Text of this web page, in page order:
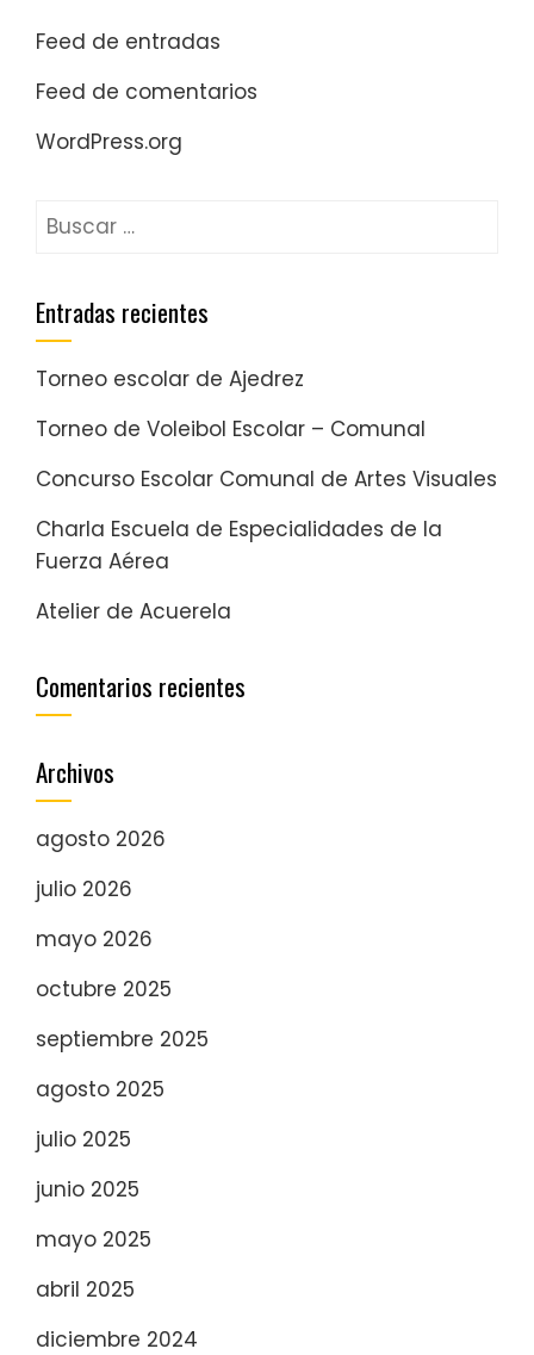
Feed de entradas
Feed de comentarios
WordPress.org
Entradas recientes
Torneo escolar de Ajedrez
Torneo de Voleibol Escolar – Comunal
Concurso Escolar Comunal de Artes Visuales
Charla Escuela de Especialidades de la
Fuerza Aérea
Atelier de Acuerela
Comentarios recientes
Archivos
agosto 2026
julio 2026
mayo 2026
octubre 2025
septiembre 2025
agosto 2025
julio 2025
junio 2025
mayo 2025
abril 2025
diciembre 2024